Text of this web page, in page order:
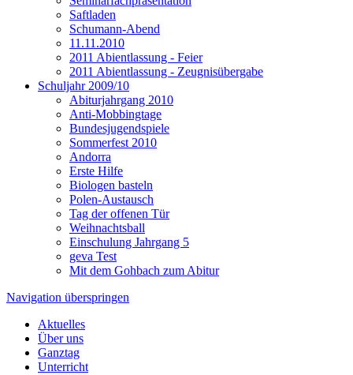
Saftladen
Schumann-Abend
11.11.2010
2011 Abientlassung - Feier
2011 Abientlassung - Zeugnisübergabe
Schuljahr 2009/10
Abiturjahrgang 2010
Anti-Mobbingtage
Bundesjugendspiele
Sommerfest 2010
Andorra
Erste Hilfe
Biologen basteln
Polen-Austausch
Tag der offenen Tür
Weihnachtsball
Einschulung Jahrgang 5
geva Test
Mit dem Gohbach zum Abitur
Navigation überspringen
Aktuelles
Über uns
Ganztag
Unterricht